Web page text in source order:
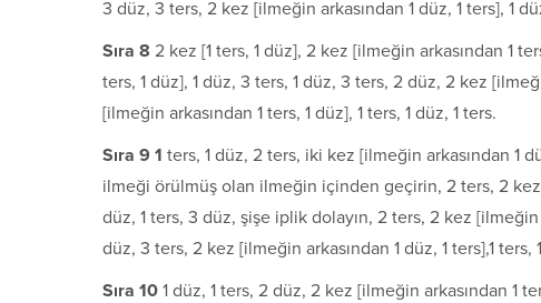
3 düz, 3 ters, 2 kez [ilmeğin arkasından 1 düz, 1 ters], 1
Sıra 8 2 kez [1 ters, 1 düz], 2 kez [ilmeğin arkasından 1
ters, 1 düz], 1 düz, 3 ters, 1 düz, 3 ters, 2 düz, 2 kez
[ilmeğin arkasından 1 ters, 1 düz], 1 ters, 1 düz, 1 ters.
Sıra 9 1 ters, 1 düz, 2 ters, iki kez [ilmeğin arkasından 1
ilmeği örülmüş olan ilmeğin içinden geçirin, 2 ters, 2 kez
düz, 1 ters, 3 düz, şişe iplik dolayın, 2 ters, 2 kez
düz, 3 ters, 2 kez [ilmeğin arkasından 1 düz, 1 ters],1 ters,
Sıra 10 1 düz, 1 ters, 2 düz, 2 kez [ilmeğin arkasından 1